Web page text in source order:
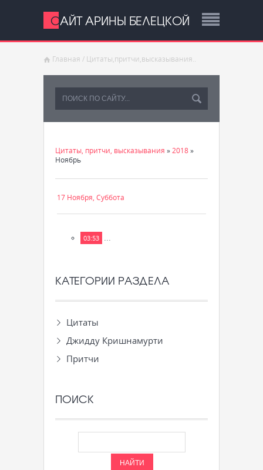
САЙТ АРИНЫ БЕЛЕЦКОЙ
Главная / Цитаты,притчи,высказывания..
Цитаты, притчи, высказывания » 2018»
Ноябрь
17 Ноября, Суббота
03:53 ...
КАТЕГОРИИ РАЗДЕЛА
Цитаты
Джидду Кришнамурти
Притчи
ПОИСК